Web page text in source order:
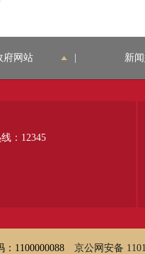
府网站 新
：12345
1100000088 京公网安备